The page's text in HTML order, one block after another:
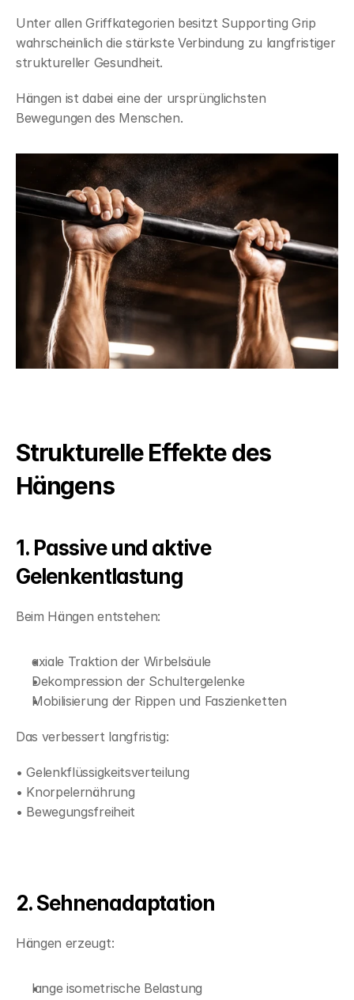
Unter allen Griffkategorien besitzt Supporting Grip
wahrscheinlich die stärkste Verbindung zu langfristiger
struktureller Gesundheit.
Hängen ist dabei eine der ursprünglichsten
Bewegungen des Menschen.
Strukturelle Effekte des
Hängens
1. Passive und aktive
Gelenkentlastung
Beim Hängen entstehen:
axiale Traktion der Wirbelsäule
Dekompression der Schultergelenke
Mobilisierung der Rippen und Faszienketten
Das verbessert langfristig:
• Gelenkflüssigkeitsverteilung
• Knorpelernährung
• Bewegungsfreiheit
2. Sehnenadaptation
Hängen erzeugt:
lange isometrische Belastung